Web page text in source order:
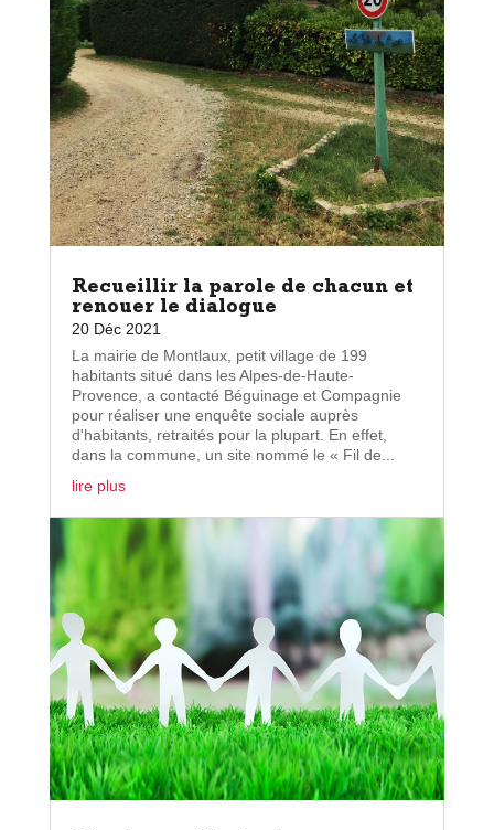
Recueillir la parole de chacun et
renouer le dialogue
20 Déc 2021
La mairie de Montlaux, petit village de 199
habitants situé dans les Alpes-de-Haute-
Provence, a contacté Béguinage et Compagnie
pour réaliser une enquête sociale auprès
d'habitants, retraités pour la plupart. En effet,
dans la commune, un site nommé le « Fil de...
lire plus